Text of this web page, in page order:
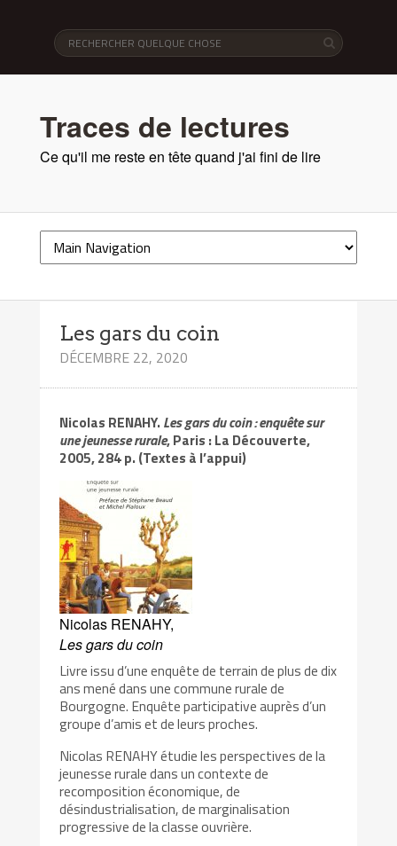
Traces de lectures
Ce qu'il me reste en tête quand j'ai fini de lire
Les gars du coin
DÉCEMBRE 22, 2020
Nicolas RENAHY.Les gars du coin : enquête sur
une jeunesse rurale, Paris : La Découverte,
2005, 284 p. (Textes à l’appui)
Nicolas RENAHY,
Les gars du coin
Livre issu d’une enquête de terrain de plus de dix
ans mené dans une commune rurale de
Bourgogne. Enquête participative auprès d’un
groupe d’amis et de leurs proches.
Nicolas RENAHY étudie les perspectives de la
jeunesse rurale dans un contexte de
recomposition économique, de
désindustrialisation, de marginalisation
progressive de la classe ouvrière.